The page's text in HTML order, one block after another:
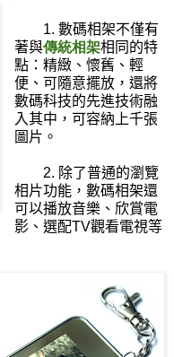
1. 數碼相架不僅有
著與傳統相架相同的特
點：精緻、懷舊、輕
便、可隨意擺放，還將
數碼科技的先進技術融
入其中，可容納上千張
圖片。
2. 除了普通的瀏覽
相片功能，數碼相架還
可以播放音樂、欣賞電
影、選配TV觀看電視等